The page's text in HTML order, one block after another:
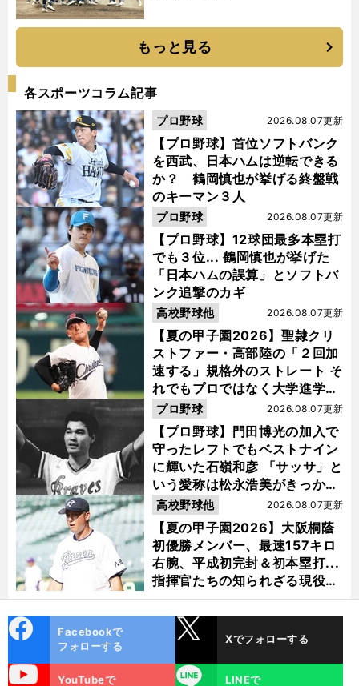
もっと見る
各スポーツコラム記事
【プロ野球】首位ソフトバンク
を西武、日本ハムは逆転できる
か？ 鶴岡慎也が挙げる終盤戦
のキーマン３人
2026.08.07更新
プロ野球
【プロ野球】12球団最多本塁打
でも３位... 鶴岡慎也が挙げた
「日本ハムの誤算」とソフトバ
ンク追撃のカギ
2026.08.07更新
プロ野球
【夏の甲子園2026】聖隷クリ
ストファー・高部陸の「２回加
速する」規格外のストレート そ
れでもプロではなく大学進学を
選ぶ理由
2026.08.07更新
高校野球他
【プロ野球】門田博光の加入で
守ったレフトでもベストナイン
に輝いた石嶺和彦 「サッサ」と
いう愛称は松永浩美がきっか
け？
2026.08.07更新
プロ野球
【夏の甲子園2026】大阪桐蔭
初優勝メンバー、最速157キロ
右腕、平成初完封＆初本塁打...
指揮官たちの知られざる現役時
代
2026.08.07更新
高校野球他
ok
Facebookで
フォローする
Xでフォローする
YouTubeで LINE LINEで